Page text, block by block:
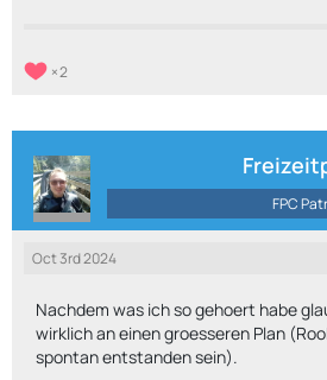
2
FPC
Oct 3rd 2024
Nachdem was ich so gehoert habe
wirklich an einen groesseren Plan
spontan entstanden sein).